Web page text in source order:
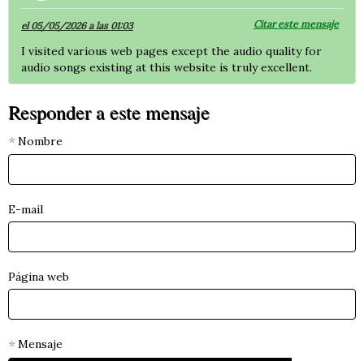
el 05/05/2026 a las 01:03 Citar este mensaje
I visited various web pages except the audio quality for
audio songs existing at this website is truly excellent.
Responder a este mensaje
Nombre
E-mail
Página web
Mensaje